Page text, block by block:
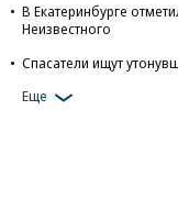
В Екатеринбурге
Неизвестного
Спасатели ищут
Еще